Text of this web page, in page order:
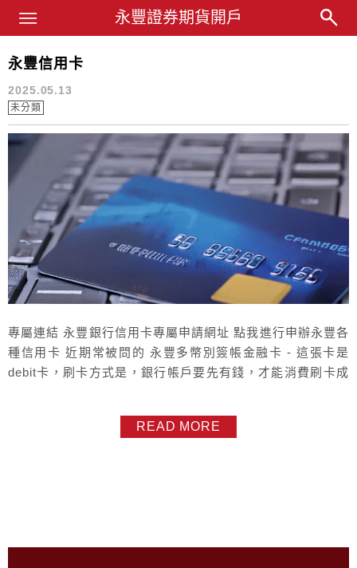
永豐業務經理杜昭逸Blog
永豐證券期貨開戶
Main Menu
信用卡
永豐信用卡
2025.05.13
未分類
專屬連結 永豐銀行信用卡專屬申請網址 點我進行申辦永豐各
種信用卡 近期常被問的 永豐多幣別簽帳金融卡 - 這張卡是
debit卡，刷卡方式是，銀行帳戶要先有錢，才能消費刷卡成
幣刷卡消費，直接從外幣存款帳戶圈存扣款，提醒：外幣刷
READ MORE